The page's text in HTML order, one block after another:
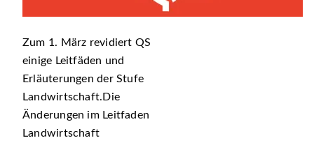
Zum 1. März revidiert QS
einige Leitfäden und
Erläuterungen der Stufe
Landwirtschaft.Die
Änderungen im Leitfaden
Landwirtschaft